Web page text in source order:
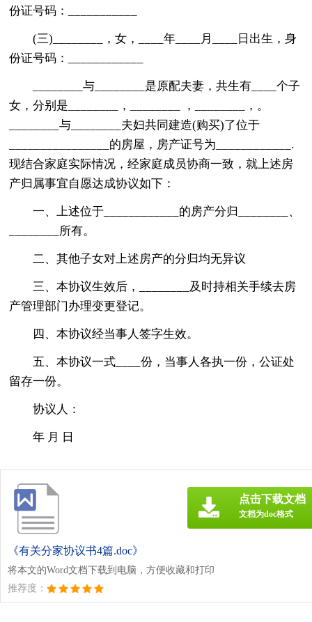
份证号码：___________
(三)________，女，____年____月____日出生，身
份证号码：____________
________与________是原配夫妻，共生有____个子
女，分别是________，________ ，________，。
________与________夫妇共同建造(购买)了位于
________________的房屋，房产证号为____________.
现结合家庭实际情况，经家庭成员协商一致，就上述房
产归属事宜自愿达成协议如下：
一、上述位于____________的房产分归________、
________所有。
二、其他子女对上述房产的分归均无异议
三、本协议生效后，________及时持相关手续去房
产管理部门办理变更登记。
四、本协议经当事人签字生效。
五、本协议一式____份，当事人各执一份，公证处
留存一份。
协议人：
年 月 日
《有关分家协议书4篇.doc》
将本文的Word文档下载到电脑，方便收藏和打印
推荐度：
点击下载文档
文档为doc格式